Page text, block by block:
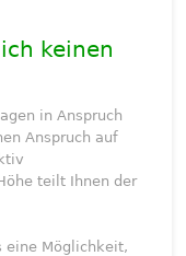
keinen
in Anspruch
Anspruch auf
teilt Ihnen der
eine Möglichkeit,